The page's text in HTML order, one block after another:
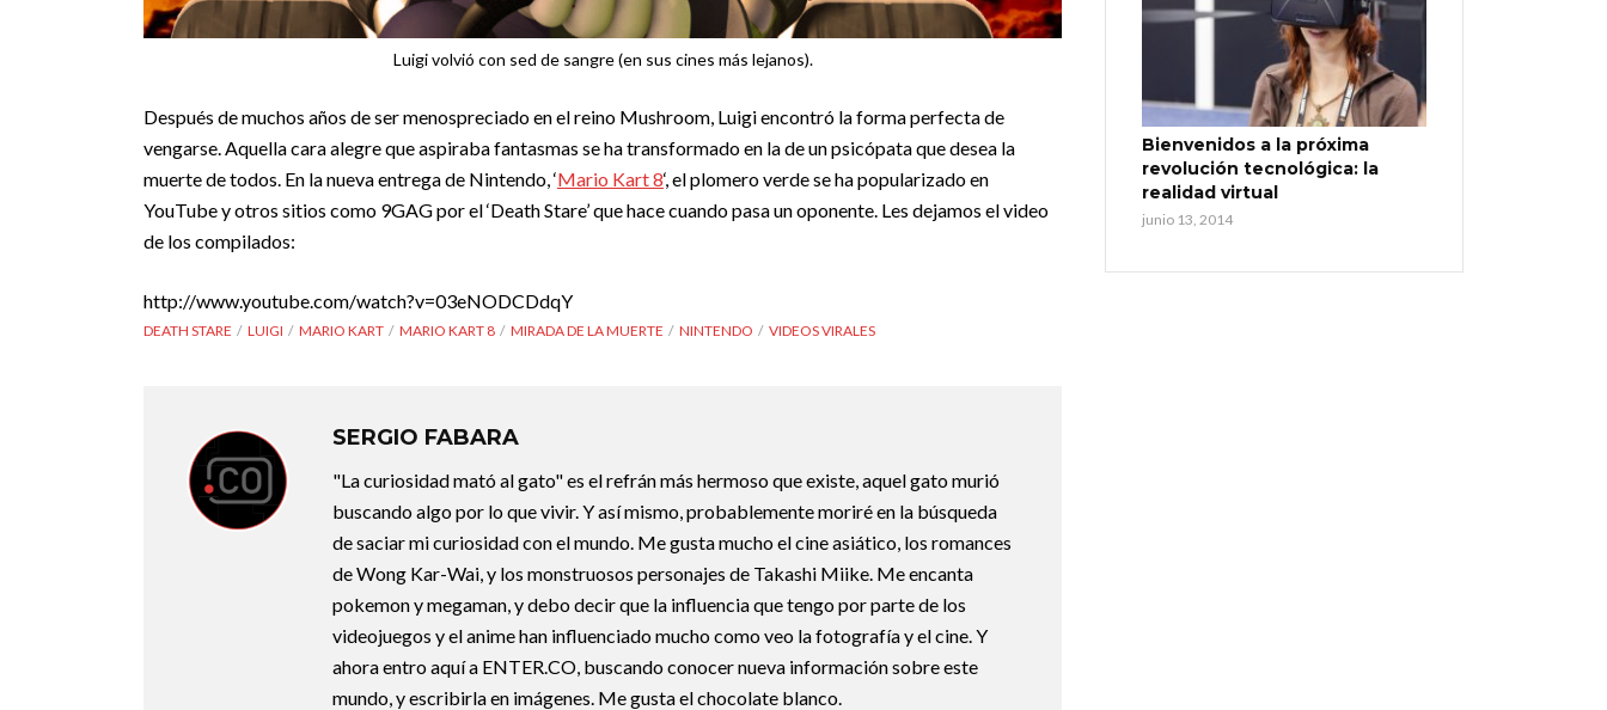
Luigi volvió con sed de sangre (en sus cines más lejanos).
Después de muchos años de ser menospreciado en el reino Mushroom, Luigi encontró la forma perfecta de
vengarse. Aquella cara alegre que aspiraba fantasmas se ha transformado en la de un psicópata que desea la
muerte de todos. En la nueva entrega de Nintendo, ‘Mario Kart 8‘, el plomero verde se ha popularizado en
YouTube y otros sitios como 9GAG por el ‘Death Stare’ que hace cuando pasa un oponente. Les dejamos el video
de los compilados:
http://www.youtube.com/watch?v=03eNODCDdqY
DEATH STARE LUIGI MARIO KART MARIO KART 8 MIRADA DE LA MUERTE NINTENDO VIDEOS VIRALES
SERGIO FABARA
"La curiosidad mató al gato" es el refrán más hermoso que existe, aquel gato murió
buscando algo por lo que vivir. Y así mismo, probablemente moriré en la búsqueda
de saciar mi curiosidad con el mundo. Me gusta mucho el cine asiático, los romances
de Wong Kar-Wai, y los monstruosos personajes de Takashi Miike. Me encanta
pokemon y megaman, y debo decir que la influencia que tengo por parte de los
videojuegos y el anime han influenciado mucho como veo la fotografía y el cine. Y
ahora entro aquí a ENTER.CO, buscando conocer nueva información sobre este
mundo, y escribirla en imágenes. Me gusta el chocolate blanco.
Bienvenidos a la próxima
revolución tecnológica: la
realidad virtual
junio 13, 2014